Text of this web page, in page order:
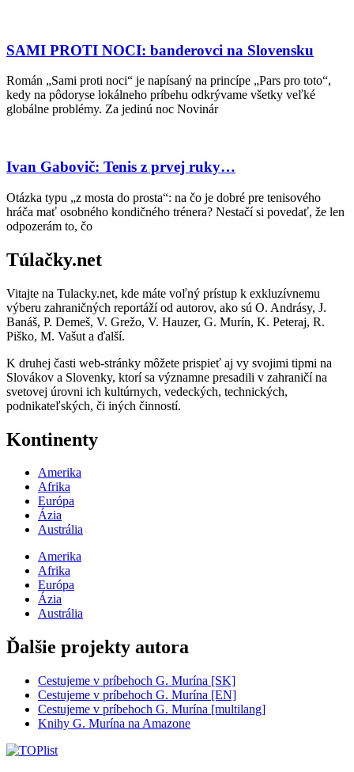
SAMI PROTI NOCI: banderovci na Slovensku
Román „Sami proti noci“ je napísaný na princípe „Pars pro toto“,
kedy na pôdoryse lokálneho príbehu odkrývame všetky veľké
globálne problémy. Za jedinú noc Novinár
Ivan Gabovič: Tenis z prvej ruky…
Otázka typu „z mosta do prosta“: na čo je dobré pre tenisového
hráča mať osobného kondičného trénera? Nestačí si povedať, že len
odpozerám to, čo
Túlačky.net
Vitajte na Tulacky.net, kde máte voľný prístup k exkluzívnemu
výberu zahraničných reportáží od autorov, ako sú O. Andrásy, J.
Banáš, P. Demeš, V. Grežo, V. Hauzer, G. Murín, K. Peteraj, R.
Piško, M. Vašut a ďalší.
K druhej časti web-stránky môžete prispieť aj vy svojimi tipmi na
Slovákov a Slovenky, ktorí sa významne presadili v zahraničí na
svetovej úrovni ich kultúrnych, vedeckých, technických,
podnikateľských, či iných činností.
Kontinenty
Amerika
Afrika
Európa
Ázia
Austrália
Amerika
Afrika
Európa
Ázia
Austrália
Ďalšie projekty autora
Cestujeme v príbehoch G. Murína [SK]
Cestujeme v príbehoch G. Murína [EN]
Cestujeme v príbehoch G. Murína [multilang]
Knihy G. Murína na Amazone